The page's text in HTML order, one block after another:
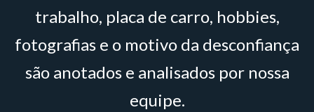
trabalho, placa de carro, hobbies,
fotografias e o motivo da desconfiança
são anotados e analisados por nossa
equipe.